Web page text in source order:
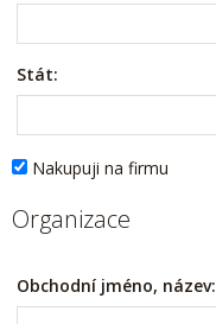
Stát:
Nakupuji na firmu
Organizace
Obchodní jméno, název: